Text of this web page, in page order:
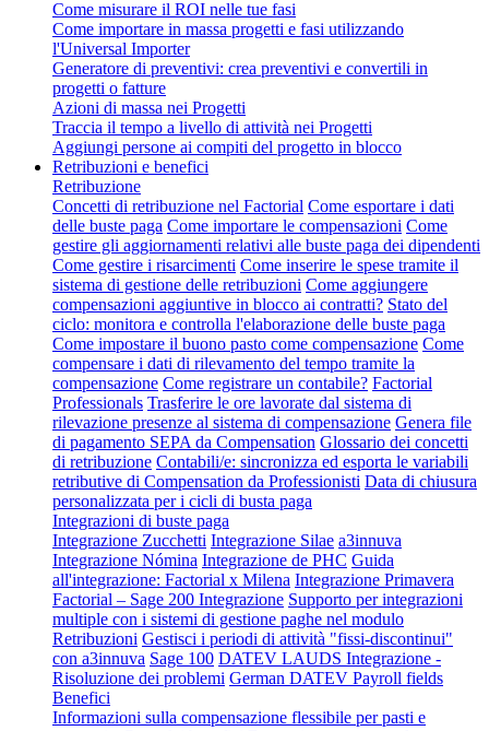
Come misurare il ROI nelle tue fasi
Come importare in massa progetti e fasi utilizzando
l'Universal Importer
Generatore di preventivi: crea preventivi e convertili in
progetti o fatture
Azioni di massa nei Progetti
Traccia il tempo a livello di attività nei Progetti
Aggiungi persone ai compiti del progetto in blocco
Retribuzioni e benefici
Retribuzione
Concetti di retribuzione nel Factorial Come esportare i dati
delle buste paga Come importare le compensazioni Come
gestire gli aggiornamenti relativi alle buste paga dei dipendenti
Come gestire i risarcimenti Come inserire le spese tramite il
sistema di gestione delle retribuzioni Come aggiungere
compensazioni aggiuntive in blocco ai contratti? Stato del
ciclo: monitora e controlla l'elaborazione delle buste paga
Come impostare il buono pasto come compensazione Come
compensare i dati di rilevamento del tempo tramite la
compensazione Come registrare un contabile? Factorial
Professionals Trasferire le ore lavorate dal sistema di
rilevazione presenze al sistema di compensazione Genera file
di pagamento SEPA da Compensation Glossario dei concetti
di retribuzione Contabili/e: sincronizza ed esporta le variabili
retributive di Compensation da Professionisti Data di chiusura
personalizzata per i cicli di busta paga
Integrazioni di buste paga
Integrazione Zucchetti Integrazione Silae a3innuva
Integrazione Nómina Integrazione de PHC Guida
all'integrazione: Factorial x Milena Integrazione Primavera
Factorial – Sage 200 Integrazione Supporto per integrazioni
multiple con i sistemi di gestione paghe nel modulo
Retribuzioni Gestisci i periodi di attività "fissi-discontinui"
con a3innuva Sage 100 DATEV LAUDS Integrazione -
Risoluzione dei problemi German DATEV Payroll fields
Benefici
Informazioni sulla compensazione flessibile per pasti e